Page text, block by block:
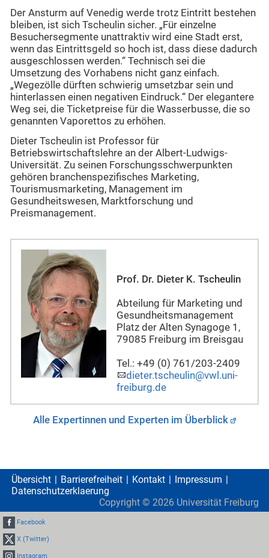
Der Ansturm auf Venedig werde trotz Eintritt bestehen
bleiben, ist sich Tscheulin sicher. „Für einzelne
Besuchersegmente unattraktiv wird eine Stadt erst,
wenn das Eintrittsgeld so hoch ist, dass diese dadurch
ausgeschlossen werden.“ Technisch sei die
Umsetzung des Vorhabens nicht ganz einfach.
„Wegezölle dürften schwierig umsetzbar sein und
hinterlassen einen negativen Eindruck.“ Der elegantere
Weg sei, die Ticketpreise für die Wasserbusse, die so
genannten Vaporettos zu erhöhen.
Dieter Tscheulin ist Professor für
Betriebswirtschaftslehre an der Albert-Ludwigs-
Universität. Zu seinen Forschungsschwerpunkten
gehören branchenspezifisches Marketing,
Tourismusmarketing, Management im
Gesundheitswesen, Marktforschung und
Preismanagement.
Prof. Dr. Dieter K. Tscheulin
Abteilung für Marketing und
Gesundheitsmanagement
Platz der Alten Synagoge 1,
79085 Freiburg im Breisgau
Tel.: +49 (0) 761/203-2409
dieter.tscheulin@vwl.uni-
freiburg.de
Alle Expertinnen und Experten im Überblick
Übersicht Barrierefreiheit Kontakt
Impressum
Datenschutzerklaerung
Copyright © 2026 Universität Freiburg
Facebook
X (Twitter)
Instagram